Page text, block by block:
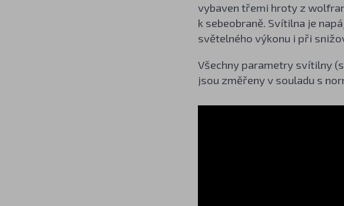
vybaven třemi hroty z
k sebeobraně. Svítilna je
světelného výkonu i při
Všechny parametry svítilny
jsou změřeny v souladu s